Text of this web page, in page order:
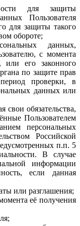
для защиты
Пользователя
для защиты такого
обороте;
данных,
с момента
или его законного
по защите прав
проверки, в
данных или
обязательства,
Пользователем
персональных
Российской
п.п. 5
В случае
информации
если данная
или разглашения;
её получения